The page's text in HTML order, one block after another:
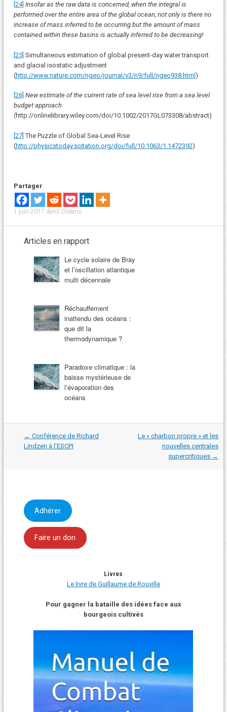
[24] Insofar as the raw data is concerned, when the integral is
performed over the entire area of the global ocean, not only is there no
increase of mass inferred to be occurring but the amount of mass
contained within these basins is actually inferred to be decreasing!
[25] Simultaneous estimation of global present-day water transport
and glacial isostatic adjustment
(http://www.nature.com/ngeo/journal/v3/n9/full/ngeo938.html)
[26] New estimate of the current rate of sea level rise from a sea level
budget approach
(http://onlinelibrary.wiley.com/doi/10.1002/2017GL073308/abstract)
[27] The Puzzle of Global Sea-Level Rise
(http://physicstoday.scitation.org/doi/full/10.1063/1.1472392)
Partager
1 juin 2017 dans Océans
Articles en rapport
Le cycle solaire de Bray
et l’oscillation atlantique
multi décennale
Réchauffement
inattendu des océans :
que dit la
thermodynamique ?
Paradoxe climatique : la
baisse mystérieuse de
l’évaporation des
océans
Navigation
dans
les
← Conférence de Richard
Lindzen à l’ESCPI
Le « charbon propre » et les
nouvelles centrales
supercritiques →
Adhérer
Faire un don
Livres
Le livre de Guillaume de Rouville
Pour gagner la bataille des idées face aux
bourgeois cultivés